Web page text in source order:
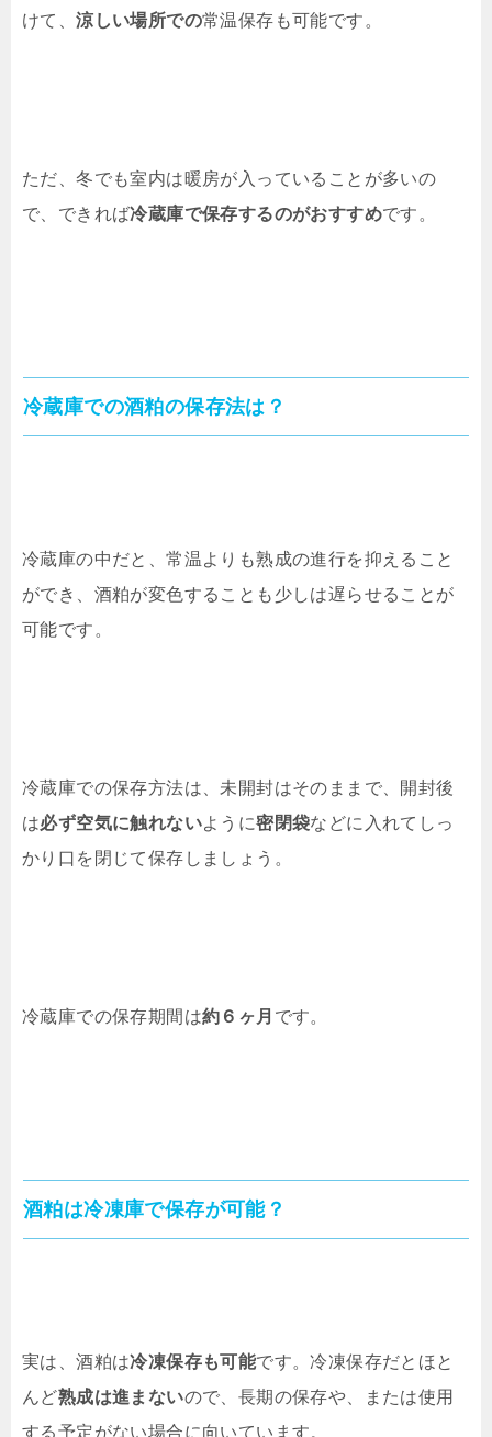
けて、涼しい場所での常温保存も可能です。
ただ、冬でも室内は暖房が入っていることが多いの
で、できれば冷蔵庫で保存するのがおすすめです。
冷蔵庫での酒粕の保存法は？
冷蔵庫の中だと、常温よりも熟成の進行を抑えること
ができ、酒粕が変色することも少しは遅らせることが
可能です。
冷蔵庫での保存方法は、未開封はそのままで、開封後
は必ず空気に触れないように密閉袋などに入れてしっ
かり口を閉じて保存しましょう。
冷蔵庫での保存期間は約６ヶ月 です。
酒粕は冷凍庫で保存が可能？
実は、酒粕は冷凍保存も可能です。冷凍保存だとほと
んど熟成は進まないので、長期の保存や、または使用
する予定がない場合に向いています。